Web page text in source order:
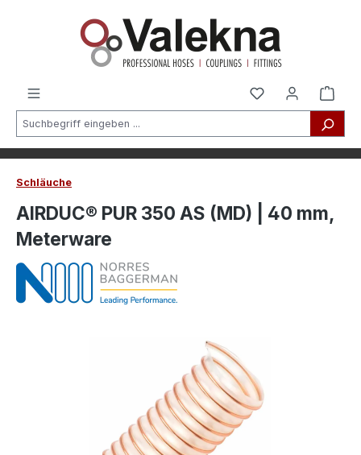
Schläuche
AIRDUC® PUR 350 AS (MD) | 40 mm,
Meterware